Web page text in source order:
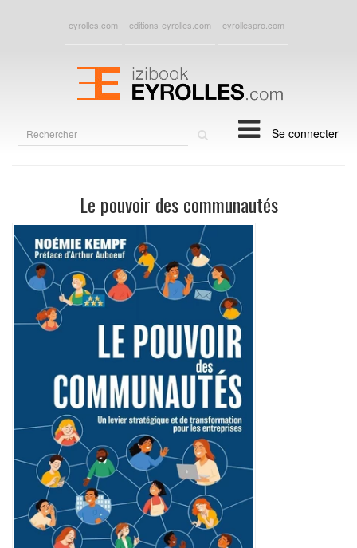
eyrolles.com editions-eyrolles.com eyrollespro.com
Se connecter
Le pouvoir des communautés